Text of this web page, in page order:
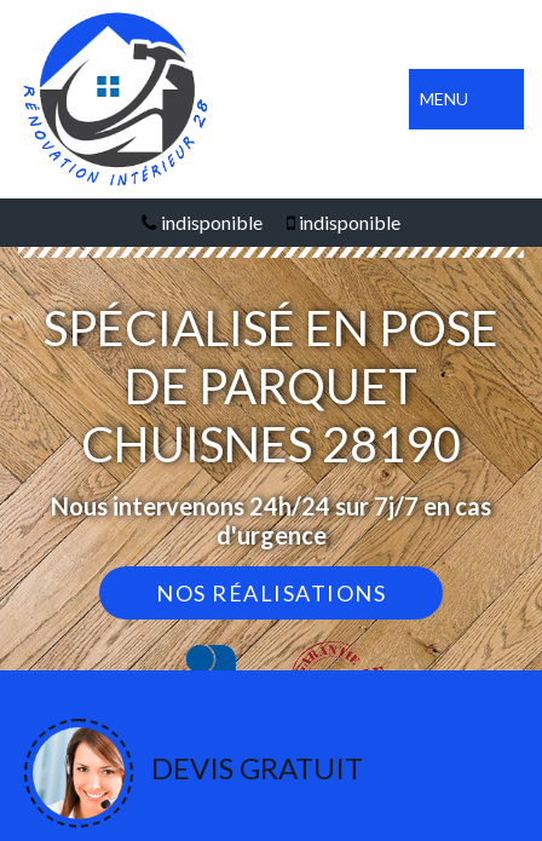
MENU
indisponible indisponible
SPÉCIALISÉ EN POSE
DE PARQUET
CHUISNES 28190
Nous intervenons 24h/24 sur 7j/7 en cas
d'urgence
NOS RÉALISATIONS
DEVIS GRATUIT